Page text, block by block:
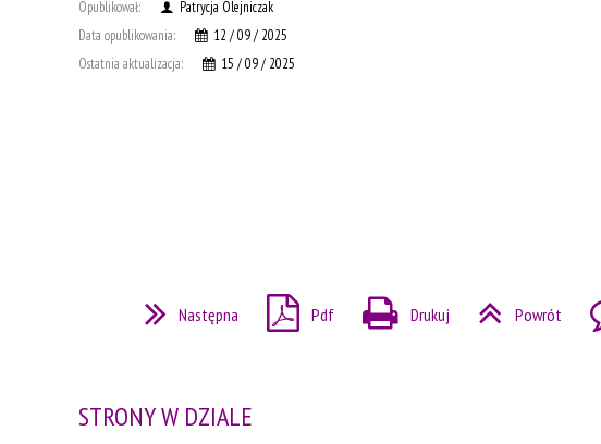
Opublikował:
Patrycja Olejniczak
Data opublikowania:
12 / 09 / 2025
Ostatnia aktualizacja:
15 / 09 / 2025
Następna Pdf Drukuj Powrót
STRONY W DZIALE